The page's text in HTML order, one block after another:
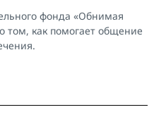
фонда «Обнимая
том, как помогает общение